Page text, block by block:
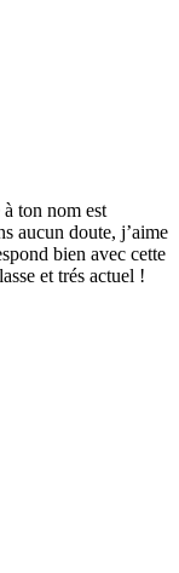
ton nom est
aucun doute, j’aime
bien avec cette
et trés actuel !